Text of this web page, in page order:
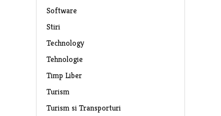
Software
Stiri
Technology
Tehnologie
Timp Liber
Turism
Turism si Transporturi